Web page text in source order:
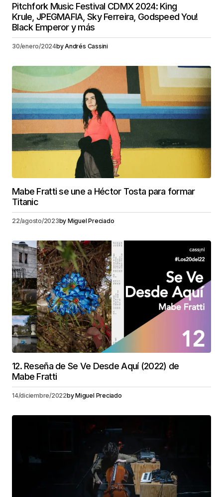
Pitchfork Music Festival CDMX 2024: King
Krule, JPEGMAFIA, Sky Ferreira, Godspeed You!
Black Emperor y más
30/enero/2024byAndrés Cassini
Mabe Fratti se une a Héctor Tosta para formar
Titanic
22/agosto/2023by Miguel Preciado
12. Reseña de Se Ve Desde Aquí (2022) de
Mabe Fratti
14/diciembre/2022byMiguel Preciado